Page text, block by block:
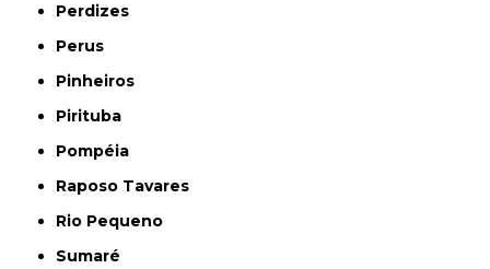
Perdizes
Perus
Pinheiros
Pirituba
Pompéia
Raposo Tavares
Rio Pequeno
Sumaré